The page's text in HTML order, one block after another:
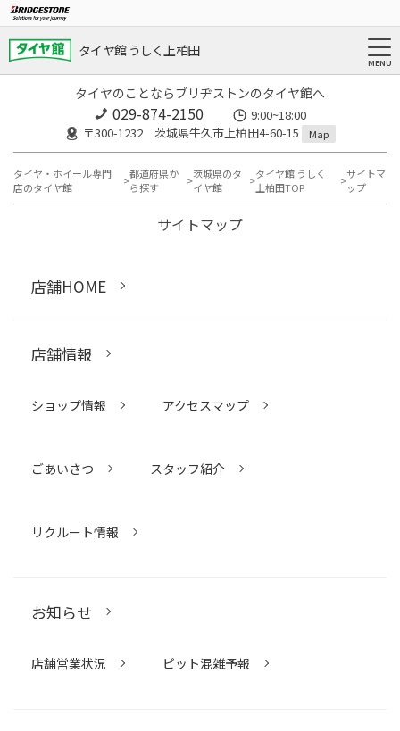
タイヤ館 うしく上柏田
タイヤのことならブリヂストンのタイヤ館へ
029-874-2150
9:00~18:00
〒300-1232 茨城県牛久市上柏田4-60-15
Map
タイヤ・ホイール専門
店のタイヤ館
都道府県か
ら探す
茨城県のタ
イヤ館
タイヤ館 うしく
上柏田TOP
サイトマ
ップ
サイトマップ
店舗HOME
店舗情報
ショップ情報 アクセスマップ
ごあいさつ スタッフ紹介
リクルート情報
お知らせ
店舗営業状況 ピット混雑予報